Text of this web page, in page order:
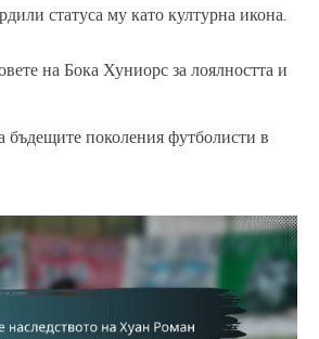
статуса му като културна икона.
на Бока Хуниорс за лоялността и
бъдещите поколения футболисти в